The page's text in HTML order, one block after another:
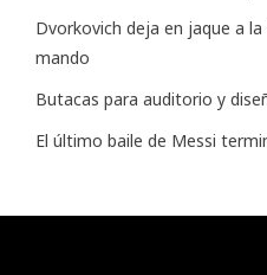
Dvorkovich deja en jaque a
mando
Butacas para auditorio y
El último baile de Messi